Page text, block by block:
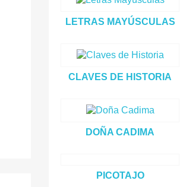
LETRAS MAYÚSCULAS
CLAVES DE HISTORIA
DOÑA CADIMA
PICOTAJO